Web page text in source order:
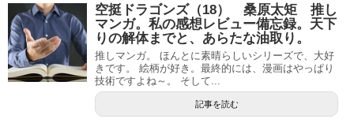
空挺ドラゴンズ（18） 桑原太矩 推し
マンガ。私の感想レビュー備忘録。天下
りの解体までと、あらたな油取り。
推しマンガ。 ほんとに素晴らしいシリーズで、大好
きです。 絵柄が好き。最終的には、漫画はやっぱり
技術ですよね～。 そして...
記事を読む